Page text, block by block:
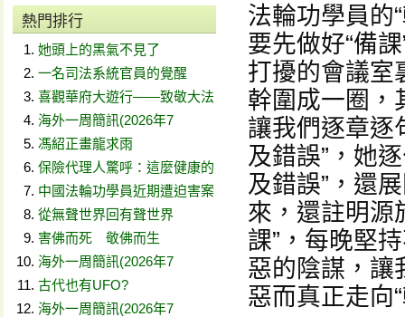
熱門排行
她頭上的黑氣不見了
一名司法系統官員的覺醒
喜觀華府大遊行——致敬大法
海外一周簡訊(2026年7
馮紹正畫龍求雨
保險代理人驚呼：這麼健康的
中國法輪功學員近期遭迫害案
從無聲世界回有聲世界
害佛而死 敬佛而生
海外一周簡訊(2026年7
古代也有UFO?
海外一周簡訊(2026年7
法輪功學員的
要先做好“備
打擾的會議室
幹圍成一圈，
讓我們逐章逐
及錯誤”，她
及錯誤”，還
來，還註明源
課”，每晚堅
惡的陰謀，讓
惡而真正走向